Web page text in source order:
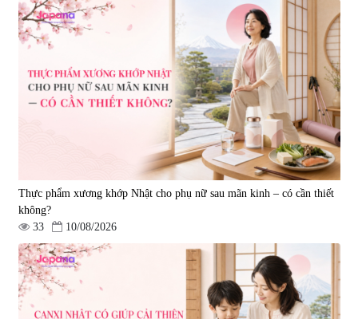
Thực phẩm xương khớp Nhật cho phụ nữ sau mãn kinh – có cần thiết
không?
33
10/08/2026